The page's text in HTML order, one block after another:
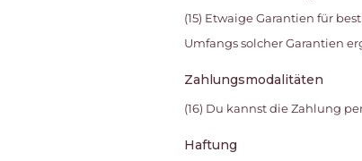
(15) Etwaige Garantien für
Umfangs solcher Garantien
Zahlungsmodalitäten
(16) Du kannst die Zahlung
Haftung